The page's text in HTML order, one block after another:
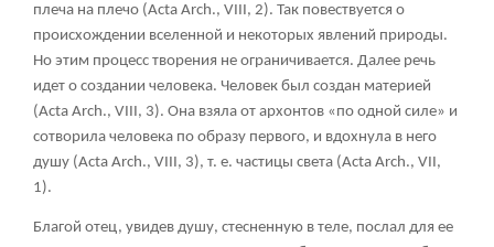
плеча на плечо (Acta Arch., VIII, 2). Так повествуется о
происхождении вселенной и некоторых явлений природы.
Но этим процесс творения не ограничивается. Далее речь
идет о создании человека. Человек был создан материей
(Acta Arch., VIII, 3). Она взяла от архонтов «по одной силе» и
сотворила человека по образу первого, и вдохнула в него
душу (Acta Arch., VIII, 3), т. е. частицы света (Acta Arch., VII,
1).
Благой отец, увидев душу, стесненную в теле, послал для ее